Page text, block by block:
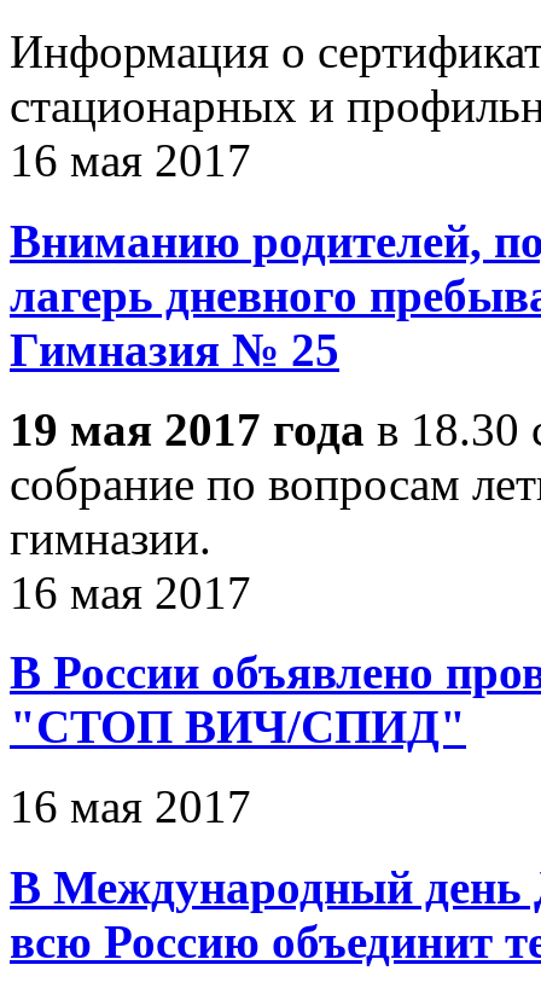
Информация о
стационарных и
16 мая 2017
Вниманию родителей,
лагерь дневного
Гимназия № 25
19 мая 2017 года в 18.30
собрание по вопросам
гимназии.
16 мая 2017
В России объявлено
"СТОП ВИЧ/СПИД"
16 мая 2017
В Международный день
всю Россию объединит